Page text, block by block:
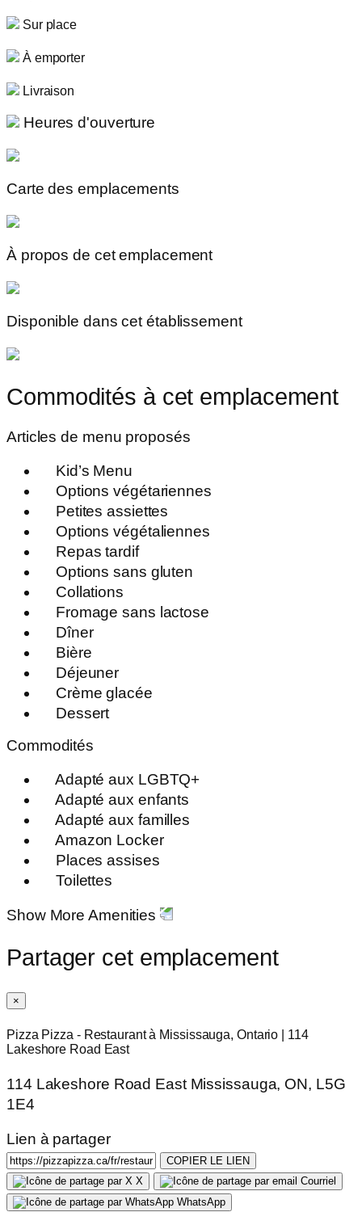
Sur place
À emporter
Livraison
Heures d'ouverture
Carte des emplacements
À propos de cet emplacement
Disponible dans cet établissement
Commodités à cet emplacement
Articles de menu proposés
Kid’s Menu
Options végétariennes
Petites assiettes
Options végétaliennes
Repas tardif
Options sans gluten
Collations
Fromage sans lactose
Dîner
Bière
Déjeuner
Crème glacée
Dessert
Commodités
Adapté aux LGBTQ+
Adapté aux enfants
Adapté aux familles
Amazon Locker
Places assises
Toilettes
Show More Amenities
Partager cet emplacement
×
Pizza Pizza - Restaurant à Mississauga, Ontario | 114
Lakeshore Road East
114 Lakeshore Road East Mississauga, ON, L5G
1E4
Lien à partager
COPIER LE LIEN
X
Courriel
WhatsApp